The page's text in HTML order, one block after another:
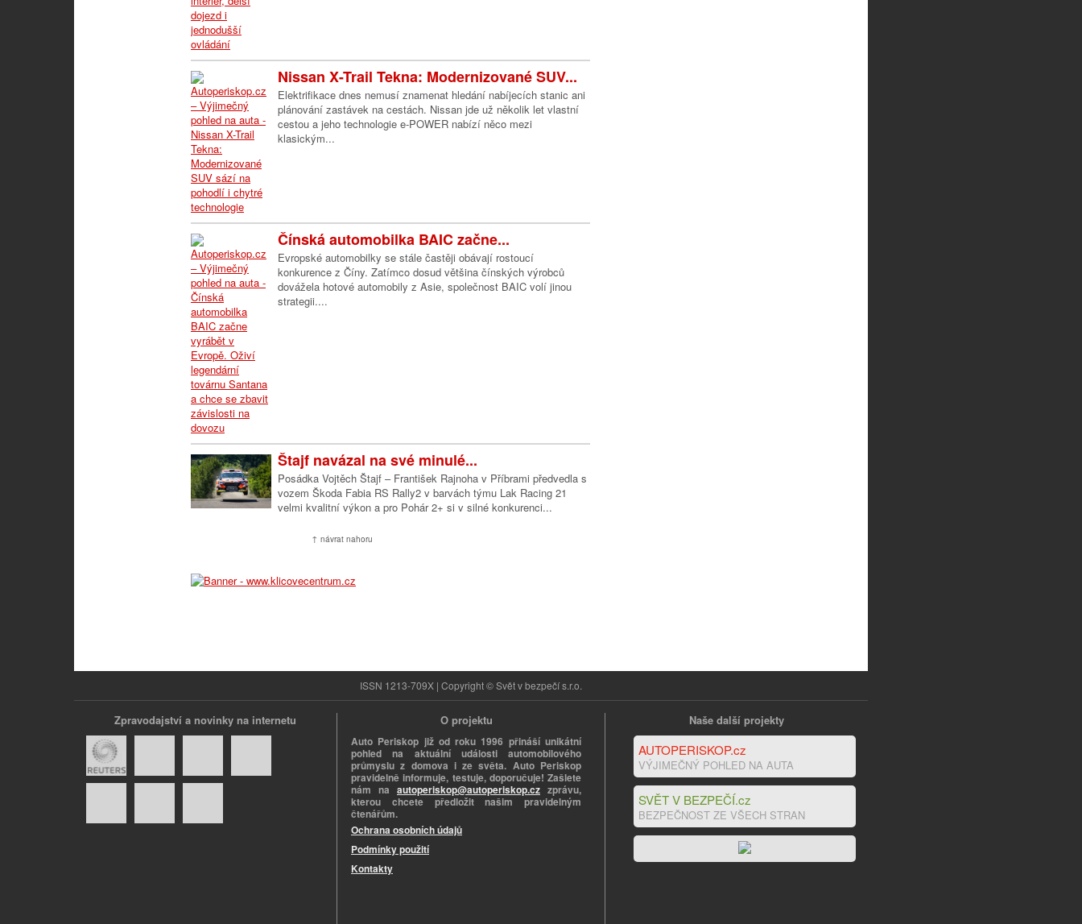
Nissan X-Trail Tekna: Modernizované SUV...
Elektrifikace dnes nemusí znamenat hledání nabíjecích stanic ani
plánování zastávek na cestách. Nissan jde už několik let vlastní
cestou a jeho technologie e-POWER nabízí něco mezi
klasickým...
Čínská automobilka BAIC začne...
Evropské automobilky se stále častěji obávají rostoucí
konkurence z Číny. Zatímco dosud většina čínských výrobců
dovážela hotové automobily z Asie, společnost BAIC volí jinou
strategii....
Štajf navázal na své minulé...
Posádka Vojtěch Štajf – František Rajnoha v Příbrami předvedla s
vozem Škoda Fabia RS Rally2 v barvách týmu Lak Racing 21
velmi kvalitní výkon a pro Pohár 2+ si v silné konkurenci...
↑ návrat nahoru
ISSN 1213-709X | Copyright © Svět v bezpečí s.r.o.
Zpravodajství a novinky na internetu Naše další projekty
AUTOPERISKOP.cz
VÝJIMEČNÝ POHLED NA AUTA
SVĚT V BEZPEČÍ.cz
BEZPEČNOST ZE VŠECH STRAN
O projektu
Auto Periskop již od roku 1996 přináší unikátní
pohled na aktuální události automobilového
průmyslu z domova i ze světa. Auto Periskop
pravidelně informuje, testuje, doporučuje! Zašlete
nám na autoperiskop@autoperiskop.cz zprávu,
kterou chcete předložit našim pravidelným
čtenářům.
Ochrana osobních údajů
Podmínky použití
Kontakty